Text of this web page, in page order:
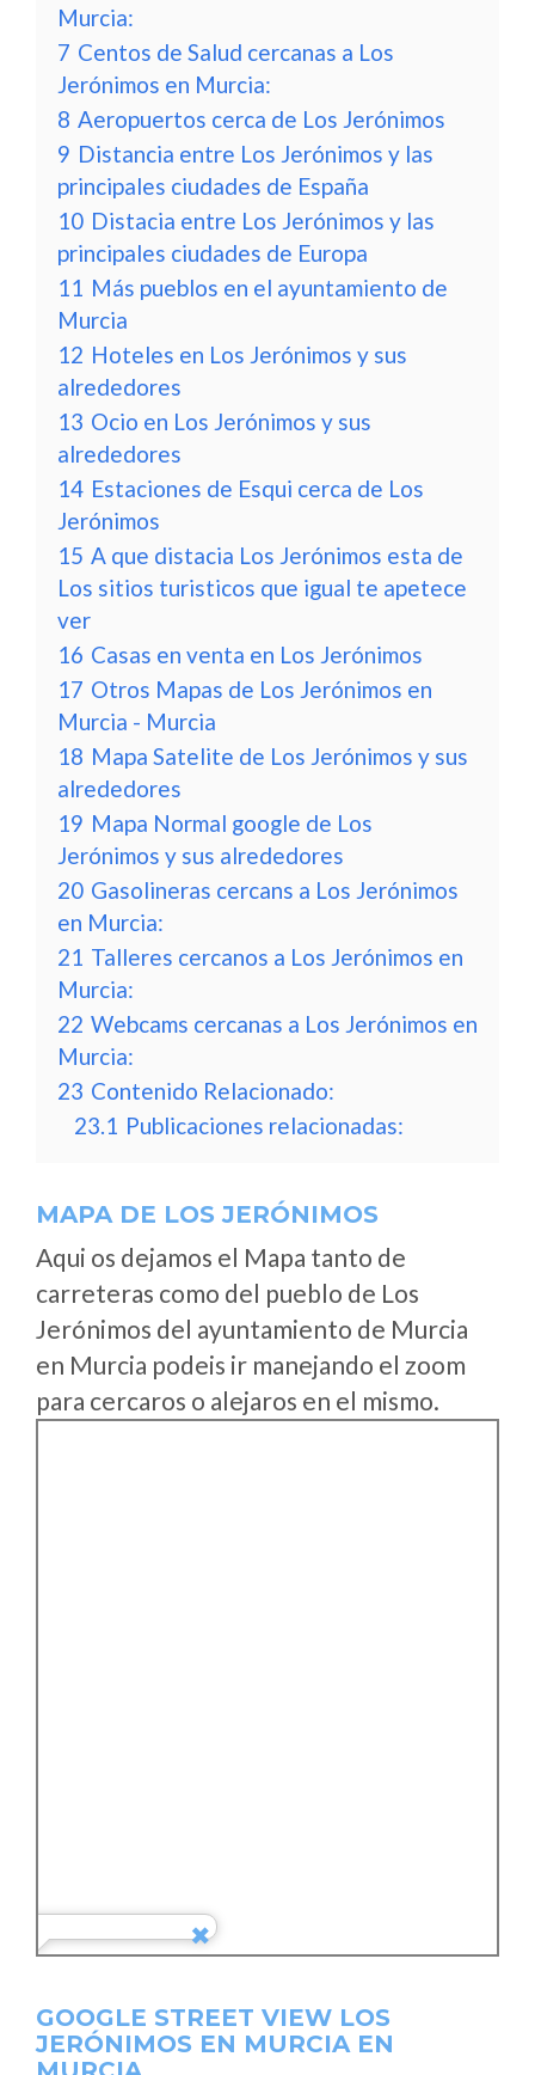
Murcia:
7 Centos de Salud cercanas a Los
Jerónimos en Murcia:
8 Aeropuertos cerca de Los Jerónimos
9 Distancia entre Los Jerónimos y las
principales ciudades de España
10 Distacia entre Los Jerónimos y las
principales ciudades de Europa
11 Más pueblos en el ayuntamiento de
Murcia
12 Hoteles en Los Jerónimos y sus
alrededores
13 Ocio en Los Jerónimos y sus
alrededores
14 Estaciones de Esqui cerca de Los
Jerónimos
15 A que distacia Los Jerónimos esta de
Los sitios turisticos que igual te apetece
ver
16 Casas en venta en Los Jerónimos
17 Otros Mapas de Los Jerónimos en
Murcia - Murcia
18 Mapa Satelite de Los Jerónimos y sus
alrededores
19 Mapa Normal google de Los
Jerónimos y sus alrededores
20 Gasolineras cercans a Los Jerónimos
en Murcia:
21 Talleres cercanos a Los Jerónimos en
Murcia:
22 Webcams cercanas a Los Jerónimos en
Murcia:
23 Contenido Relacionado:
23.1 Publicaciones relacionadas:
MAPA DE LOS JERÓNIMOS
Aqui os dejamos el Mapa tanto de
carreteras como del pueblo de Los
Jerónimos del ayuntamiento de Murcia
en Murcia podeis ir manejando el zoom
para cercaros o alejaros en el mismo.
GOOGLE STREET VIEW LOS
JERÓNIMOS EN MURCIA EN